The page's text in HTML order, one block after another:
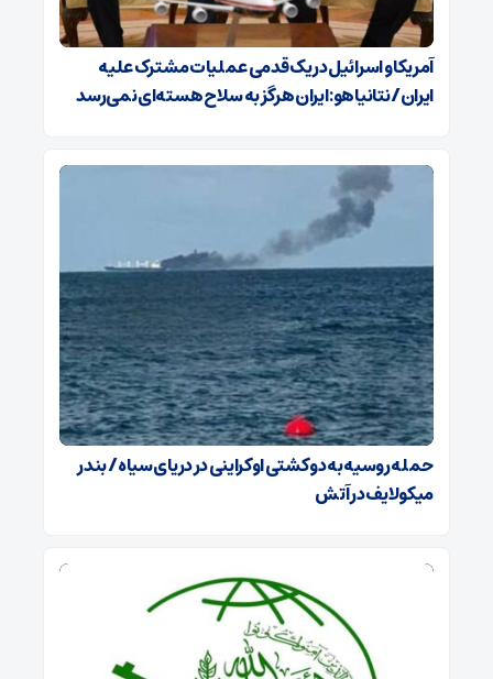
آمریکا و اسرائیل در یک قدمی عملیات مشترک علیه
ایران/ نتانیاهو: ایران هرگز به سلاح هسته‌ای نمی‌رسد
حمله روسیه به دو کشتی اوکراینی در دریای سیاه / بندر
میکولایف در آتش